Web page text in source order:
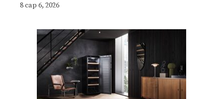
8 сар 6, 2026